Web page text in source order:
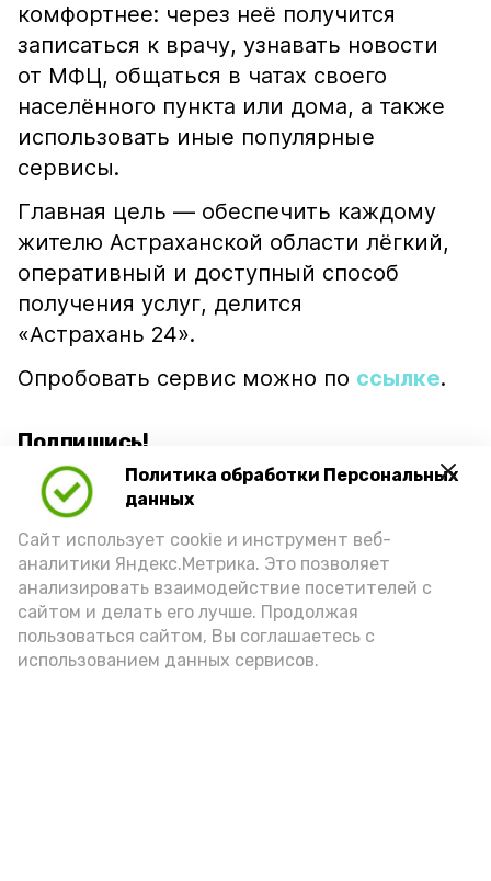
Политика обработки Персональных
данных
Сайт использует cookie и инструмент веб-
аналитики Яндекс.Метрика. Это позволяет
анализировать взаимодействие посетителей с
сайтом и делать его лучше. Продолжая
пользоваться сайтом, Вы соглашаетесь с
использованием данных сервисов.
комфортнее: через неё получится
записаться к врачу, узнавать новости
от МФЦ, общаться в чатах своего
населённого пункта или дома, а также
использовать иные популярные
сервисы.
Главная цель — обеспечить каждому
жителю Астраханской области лёгкий,
оперативный и доступный способ
получения услуг, делится
«Астрахань 24».
Опробовать сервис можно по ссылке.
Подпишись!
А24 в MAX А24 в Вконтакте